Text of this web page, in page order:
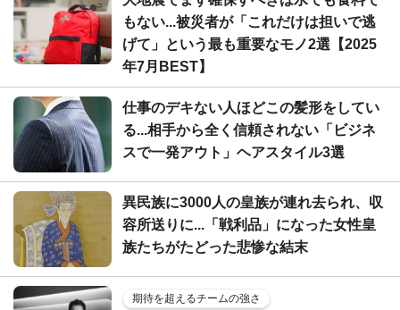
もない...被災者が「これだけは担いで逃
げて」という最も重要なモノ2選【2025
年7月BEST】
仕事のデキない人ほどこの髪形をしてい
る...相手から全く信頼されない「ビジネ
スで一発アウト」ヘアスタイル3選
異民族に3000人の皇族が連れ去られ、収
容所送りに...「戦利品」になった女性皇
族たちがたどった悲惨な結末
期待を超えるチームの強さ